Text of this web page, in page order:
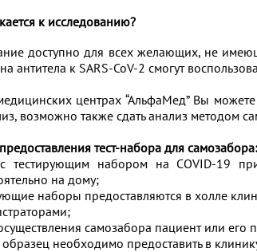
к исследованию?
доступно для всех желающих, не
на антитела к SARS-CoV-2 смогут
центрах “АльфаМед” Вы
возможно также сдать анализ методом
тест-набора для самозабора:
тестирующим набором на COVID-19
на дому;
наборы предоставляются в холле
самозабора пациент или его
образец необходимо предоставить в